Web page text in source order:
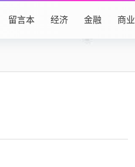
留言本 经济 金融 商业